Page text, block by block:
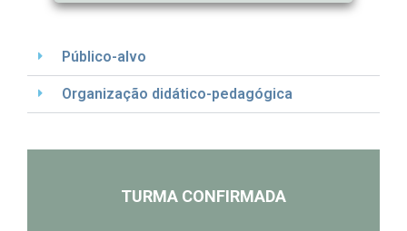
Público-alvo
Organização didático-pedagógica
TURMA CONFIRMADA